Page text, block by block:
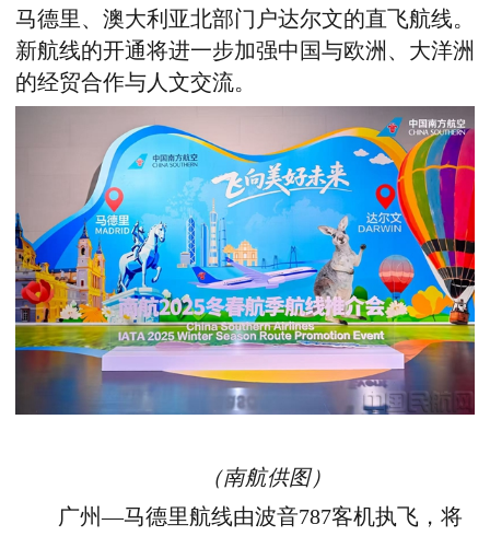
马德里、澳大利亚北部门户达尔文的直飞航线。
新航线的开通将进一步加强中国与欧洲、大洋洲
的经贸合作与人文交流。
（南航供图）
广州—马德里航线由波音787客机执飞，将